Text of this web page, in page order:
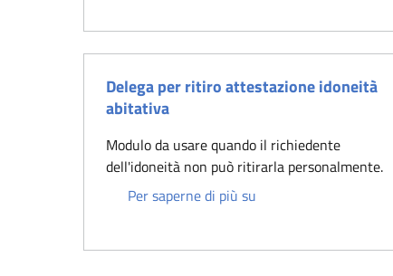
Delega per ritiro attestazione idoneità
abitativa
Modulo da usare quando il richiedente
dell'idoneità non può ritirarla personalmente.
Per saperne di più su